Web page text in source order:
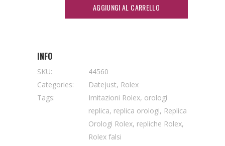
AGGIUNGI AL CARRELLO
INFO
SKU:
44560
Categories:
Datejust, Rolex
Tags:
Imitazioni Rolex, orologi
replica, replica orologi, Replica
Orologi Rolex, repliche Rolex,
Rolex falsi